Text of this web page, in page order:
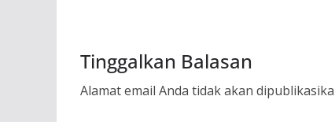
Tinggalkan Balasan
Alamat email Anda tidak akan